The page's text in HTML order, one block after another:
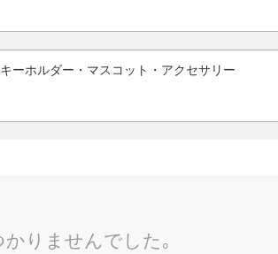
キーホルダー・マスコット・アクセサリー